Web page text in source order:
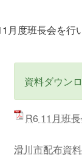
月度班長会を行
資料ダウン
R6 11月班
滑川市配布資